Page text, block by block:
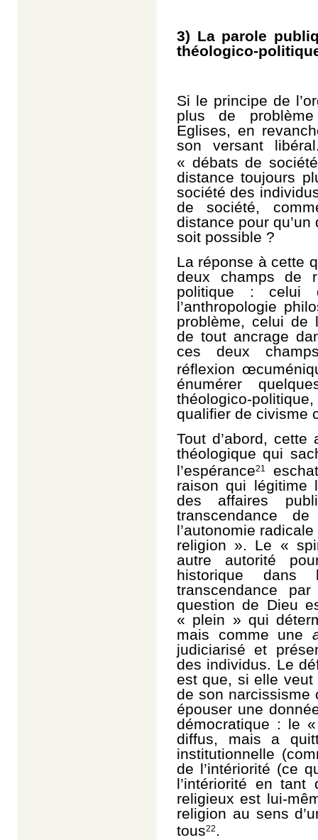
3) La parole
théologico-
Si le principe de
plus de
Eglises, en
son versant
« débats de
distance toujours
société des
de société,
distance pour
soit possible ?
La réponse à cette
deux champs de
politique : celui
l’anthropologie
problème, celui de
de tout ancrage
ces deux
réflexion
énumérer
théologico-
qualifier de civisme
Tout d’abord,
théologique qui
l’espérance21
raison qui légitime
des affaires
transcendance
l’autonomie
religion ». Le «
autre autorité
historique dans
transcendance
question de Dieu
« plein » qui
mais comme une
judiciarisé et
des individus. Le
est que, si elle
de son narcissisme
épouser une
démocratique : le
diffus, mais a
institutionnelle
de l’intériorité (ce
l’intériorité en tant
religieux est lui-
religion au sens
tous22 .